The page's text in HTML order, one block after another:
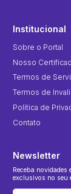
Institucional
Sobre o Portal
Nosso
Termos de
Termos de
Política de
Contato
Newsletter
Receba novidades
exclusivos no seu